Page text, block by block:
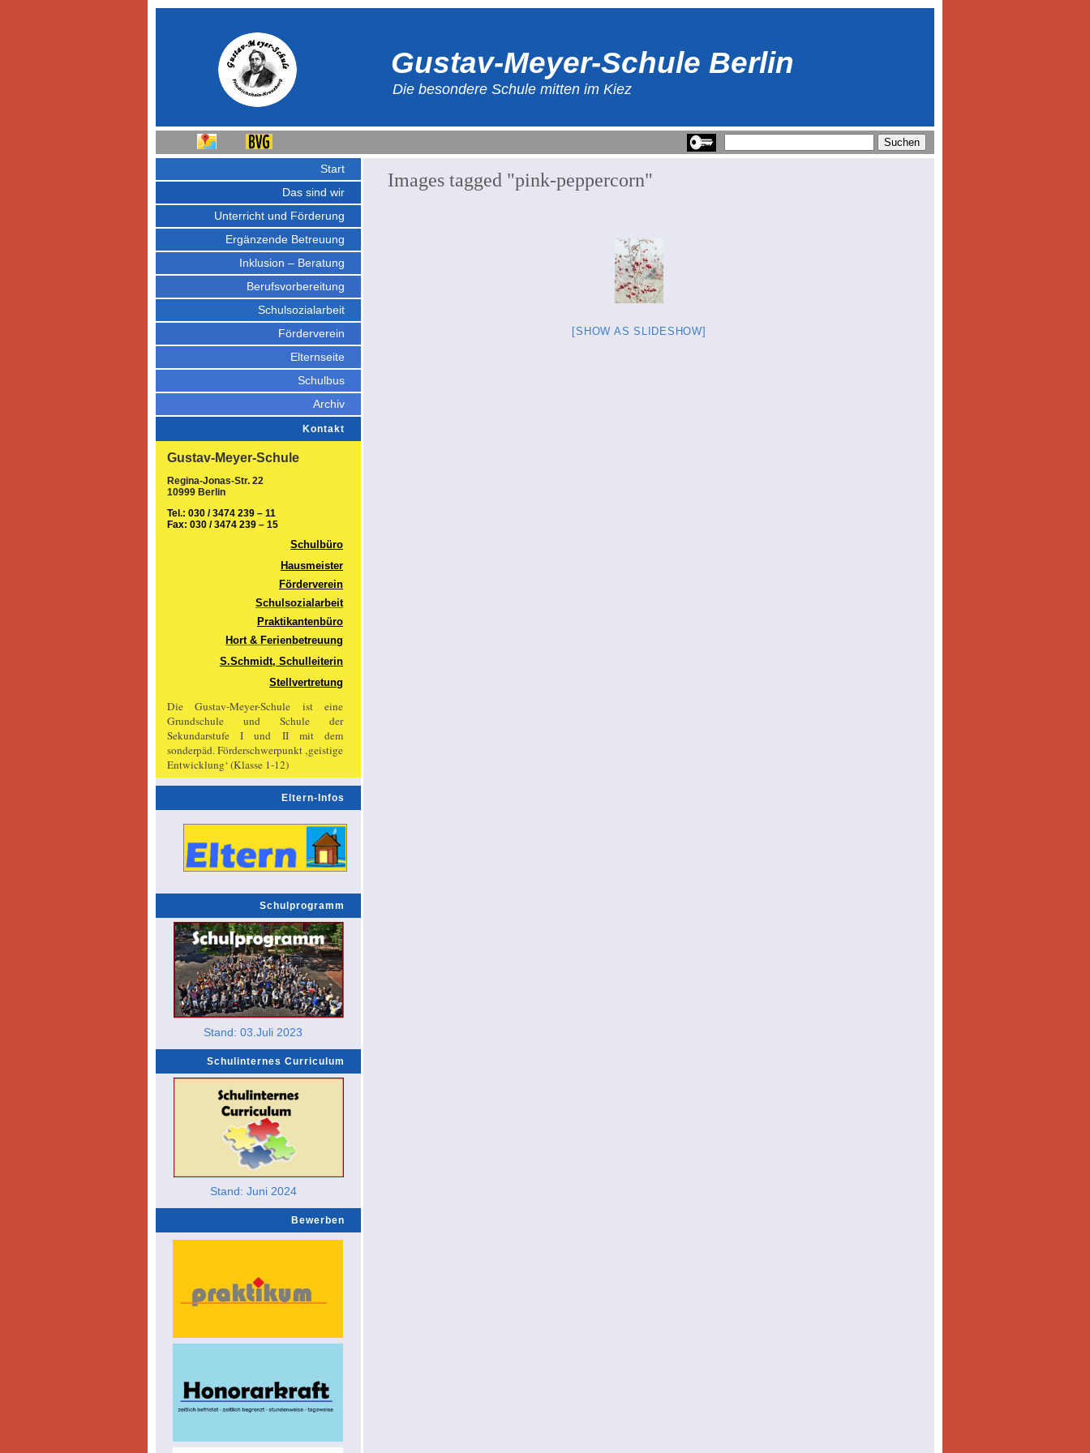
Gustav-Meyer-Schule Berlin
Start
Das sind wir
Unterricht und Förderung
Ergänzende Betreuung
Inklusion – Beratung
Berufsvorbereitung
Schulsozialarbeit
Förderverein
Elternseite
Schulbus
Archiv
Kontakt
Gustav-Meyer-Schule
Regina-Jonas-Str. 22
10999 Berlin
Tel.: 030 / 3474 239 – 11
Fax: 030 / 3474 239 – 15
Schulbüro
Hausmeister
Förderverein
Schulsozialarbeit
Praktikantenbüro
Hort & Ferienbetreuung
S.Schmidt, Schulleiterin
Stellvertretung
Die Gustav-Meyer-Schule ist eine
Grundschule und Schule der
Sekundarstufe I und II mit dem
sonderpäd. Förderschwerpunkt ‚geistige
Entwicklung‘ (Klasse 1-12)
Eltern-Infos
Schulprogramm
Stand: 03.Juli 2023
Schulinternes Curriculum
Stand: Juni 2024
Bewerben
Die besondere Schule mitten im Kiez
Images tagged "pink-peppercorn"
[SHOW AS SLIDESHOW]